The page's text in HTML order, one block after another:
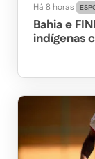
Há 8 horas
Bahia e
indígenas